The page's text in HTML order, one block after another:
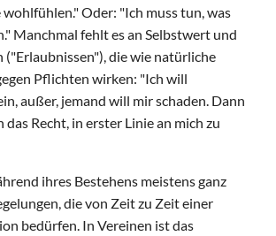
wohlfühlen." Oder: "Ich muss tun, was
Manchmal fehlt es an Selbstwert und
("Erlaubnissen"), die wie natürliche
Pflichten wirken: "Ich will
außer, jemand will mir schaden. Dann
das Recht, in erster Linie an mich zu
ihres Bestehens meistens ganz
die von Zeit zu Zeit einer
bedürfen. In Vereinen ist das